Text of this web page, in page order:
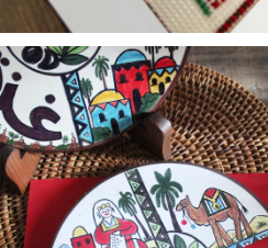
多目的カード（ガザの絵皿）
¥600